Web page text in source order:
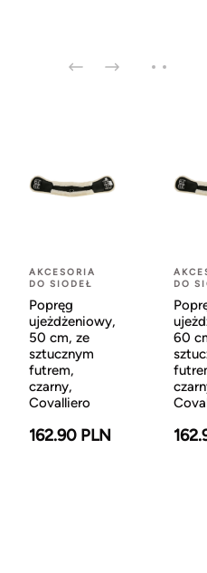
AKCESORIA
DO SIODEŁ
Popręg
ujeżdżeniowy,
50 cm, ze
sztucznym
futrem,
czarny,
Covalliero
162.90 PLN
DO
60